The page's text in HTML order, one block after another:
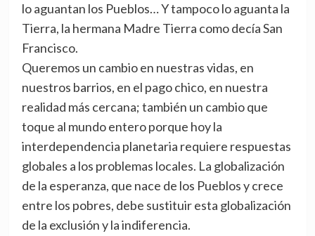
lo aguantan los Pueblos… Y tampoco lo aguanta la
Tierra, la hermana Madre Tierra como decía San
Francisco.
Queremos un cambio en nuestras vidas, en
nuestros barrios, en el pago chico, en nuestra
realidad más cercana; también un cambio que
toque al mundo entero porque hoy la
interdependencia planetaria requiere respuestas
globales a los problemas locales. La globalización
de la esperanza, que nace de los Pueblos y crece
entre los pobres, debe sustituir esta globalización
de la exclusión y la indiferencia.